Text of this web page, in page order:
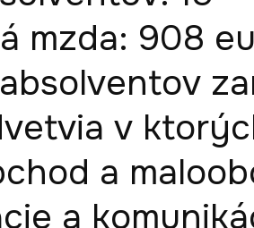
mzda: 908
v
a
a